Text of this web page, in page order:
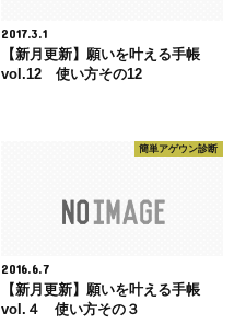
2017.3.1
【新月更新】願いを叶える手帳
vol.12 使い方その12
簡単アゲウン診断
2016.6.7
【新月更新】願いを叶える手帳
vol.４ 使い方その３